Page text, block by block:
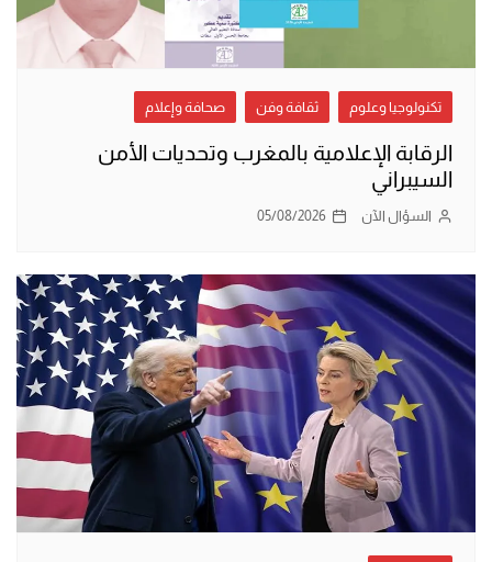
تكنولوجيا وعلوم ثقافة وفن صحافة وإعلام
الرقابة الإعلامية بالمغرب وتحديات الأمن
السيبراني
السؤال الآن 05/08/2026